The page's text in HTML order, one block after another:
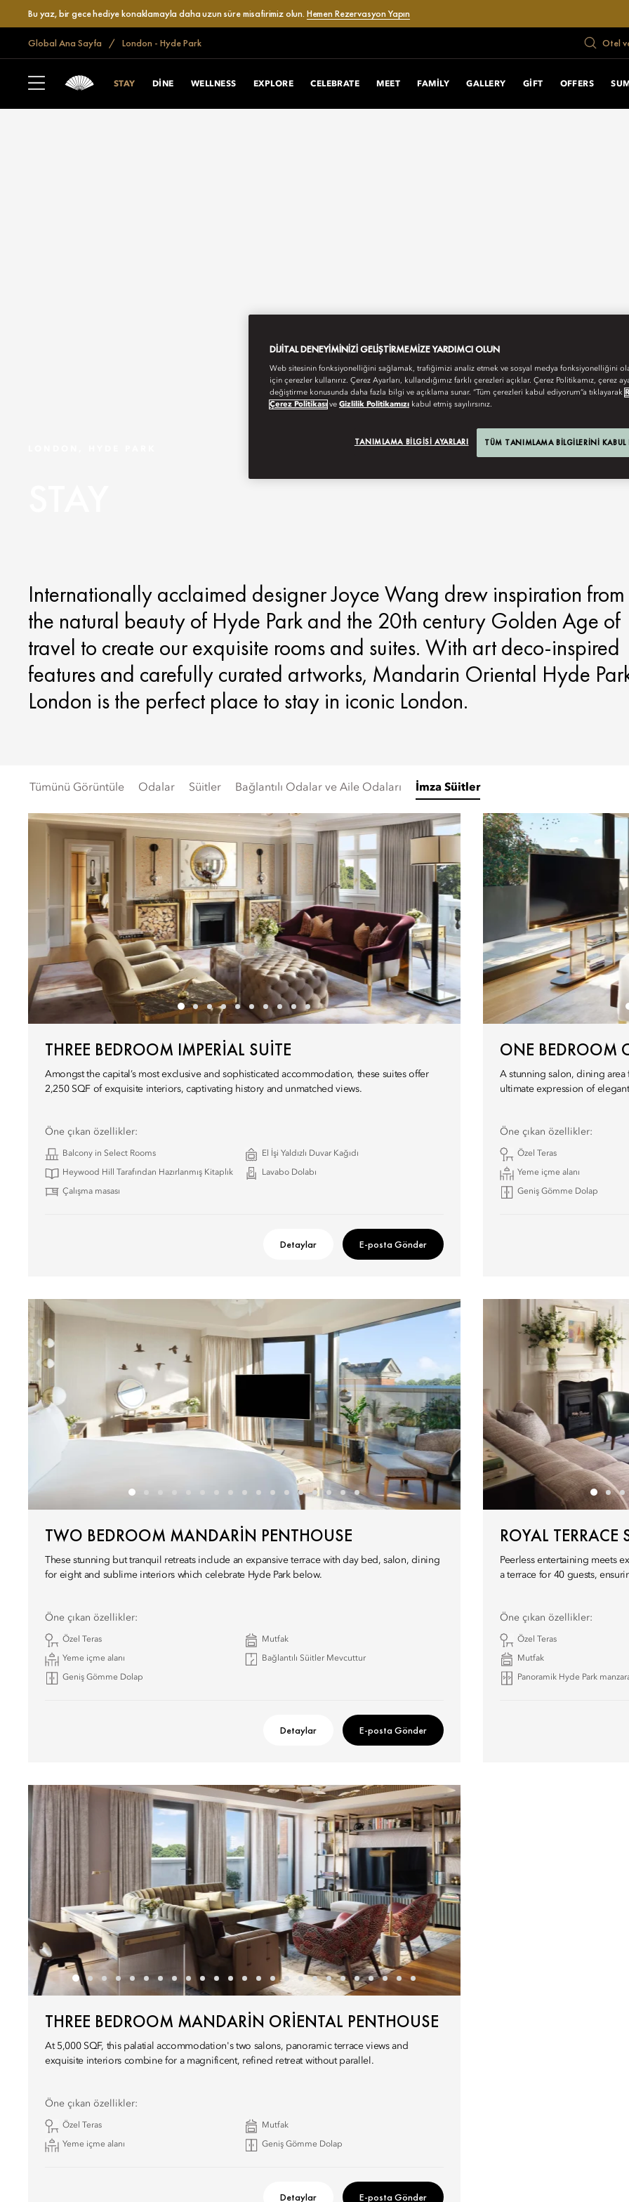
Bu yaz, bir gece hediye konaklamayla daha uzun süre misafirimiz olun. Hemen Rezervasyon Yapın
Global Ana Sayfa London - Hyde Park Otel
STAY DINE WELLNESS EXPLORE CELEBRATE MEET FAMILY GALLERY GIFT OFFERS
Internationally acclaimed designer Joyce Wang drew inspiration from
the natural beauty of Hyde Park and the 20th century Golden Age of
travel to create our exquisite rooms and suites. With art deco-inspired
features and carefully curated artworks, Mandarin Oriental Hyde
London is the perfect place to stay in iconic London.
Tümünü Görüntüle Odalar Süitler Bağlantılı Odalar ve Aile Odaları İmza Süitler
THREE BEDROOM IMPERIAL SUITE
Amongst the capital’s most exclusive and sophisticated accommodation, these suites offer
2,250 SQF of exquisite interiors, captivating history and unmatched views.
Öne çıkan özellikler:
Balcony in Select Rooms El İşi Yaldızlı Duvar Kağıdı
Heywood Hill Tarafından Hazırlanmış Kitaplık Lavabo Dolabı
Çalışma masası
Detaylar E-posta Gönder
ONE BEDROOM
A stunning salon, dining area
ultimate expression of
Öne çıkan özellikler:
Özel Teras
Yeme içme alanı
Geniş Gömme Dolap
TWO BEDROOM MANDARIN PENTHOUSE
These stunning but tranquil retreats include an expansive terrace with day bed, salon, dining
for eight and sublime interiors which celebrate Hyde Park below.
Öne çıkan özellikler:
Özel Teras Mutfak
Yeme içme alanı Bağlantılı Süitler Mevcuttur
Geniş Gömme Dolap
Detaylar E-posta Gönder
ROYAL TERRACE
Peerless entertaining meets
a terrace for 40 guests,
Öne çıkan özellikler:
Özel Teras
Mutfak
Panoramik Hyde Park
THREE BEDROOM MANDARIN ORIENTAL PENTHOUSE
At 5,000 SQF, this palatial accommodation's two salons, panoramic terrace views and
exquisite interiors combine for a magnificent, refined retreat without parallel.
Öne çıkan özellikler:
Özel Teras Mutfak
Yeme içme alanı Geniş Gömme Dolap
Detaylar E-posta Gönder
DIJITAL DENEYIMINIZI GELIŞTIRMEMIZE YARDIMCI OLUN
Web sitesinin fonksiyonelliğini sağlamak, trafiğimizi analiz etmek ve sosyal medya fonksiyonelliğini
için çerezler kullanırız. Çerez Ayarları, kullandığımız farklı çerezleri açıklar. Çerez Politikamız, çerez
değiştirme konusunda daha fazla bilgi ve açıklama sunar. “Tüm çerezleri kabul ediyorum”a tıklayarak
Çerez Politikası ve Gizlilik Politikamızı kabul etmiş sayılırsınız.
TANIMLAMA BILGISI AYARLARI TÜM TANIMLAMA BILGILERINI KABUL